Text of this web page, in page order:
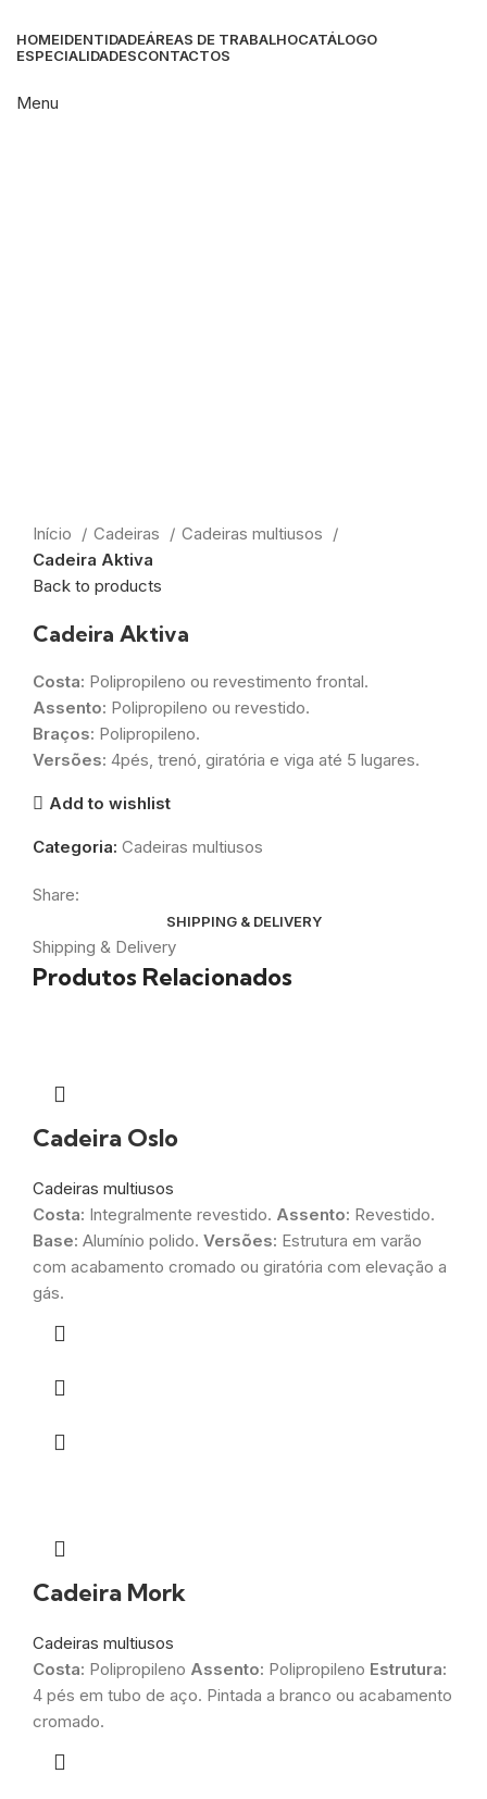
HOMEIDENTIDADEÁREAS DE TRABALHOCATÁLOGO
ESPECIALIDADESCONTACTOS
Menu
Início Cadeiras
Cadeiras multiusos
Cadeira Aktiva
Back to products
Cadeira Aktiva
Costa: Polipropileno ou revestimento frontal.
Assento: Polipropileno ou revestido.
Braços: Polipropileno.
Versões: 4pés, trenó, giratória e viga até 5 lugares.
Add to wishlist
Categoria: Cadeiras multiusos
Share:
SHIPPING & DELIVERY
Shipping & Delivery
Produtos Relacionados
Cadeira Oslo
Cadeiras multiusos
Costa: Integralmente revestido. Assento: Revestido.
Base: Alumínio polido. Versões: Estrutura em varão
com acabamento cromado ou giratória com elevação a
gás.
Cadeira Mork
Cadeiras multiusos
Costa: Polipropileno Assento: Polipropileno Estrutura:
4 pés em tubo de aço. Pintada a branco ou acabamento
cromado.